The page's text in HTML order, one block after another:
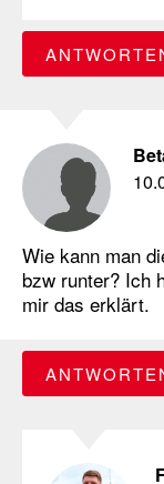
Wie kann man
bzw runter? Ich
mir das erklärt.